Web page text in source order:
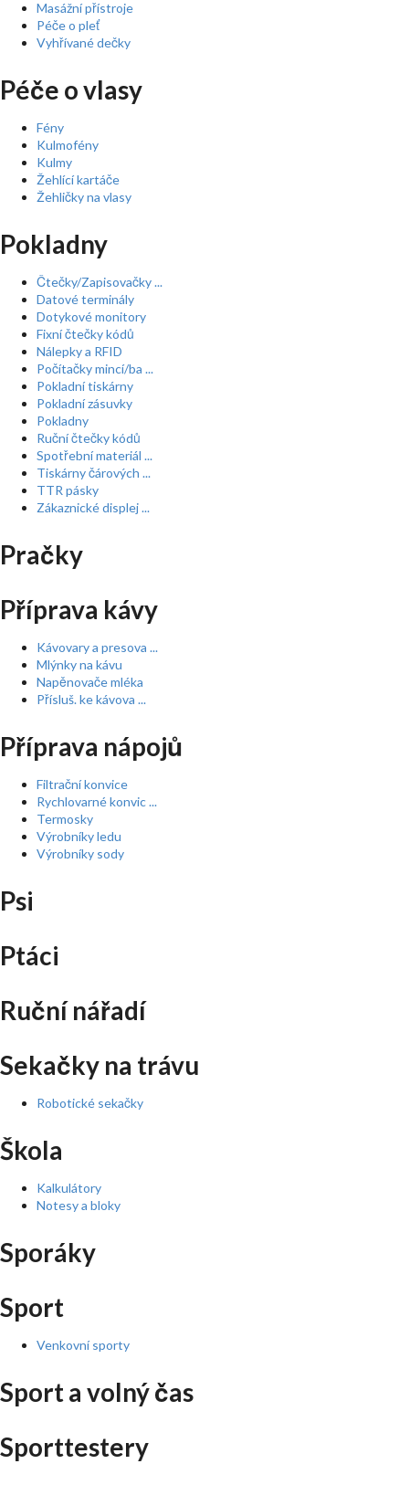
Masážní přístroje
Péče o pleť
Vyhřívané dečky
Péče o vlasy
Fény
Kulmofény
Kulmy
Žehlící kartáče
Žehličky na vlasy
Pokladny
Čtečky/Zapisovačky ...
Datové terminály
Dotykové monitory
Fixní čtečky kódů
Nálepky a RFID
Počítačky mincí/ba ...
Pokladní tiskárny
Pokladní zásuvky
Pokladny
Ruční čtečky kódů
Spotřební materiál ...
Tiskárny čárových ...
TTR pásky
Zákaznické displej ...
Pračky
Příprava kávy
Kávovary a presova ...
Mlýnky na kávu
Napěnovače mléka
Přísluš. ke kávova ...
Příprava nápojů
Filtrační konvice
Rychlovarné konvic ...
Termosky
Výrobníky ledu
Výrobníky sody
Psi
Ptáci
Ruční nářadí
Sekačky na trávu
Robotické sekačky
Škola
Kalkulátory
Notesy a bloky
Sporáky
Sport
Venkovní sporty
Sport a volný čas
Sporttestery